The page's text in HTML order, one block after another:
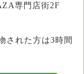
専門店街2F
された方は3時間